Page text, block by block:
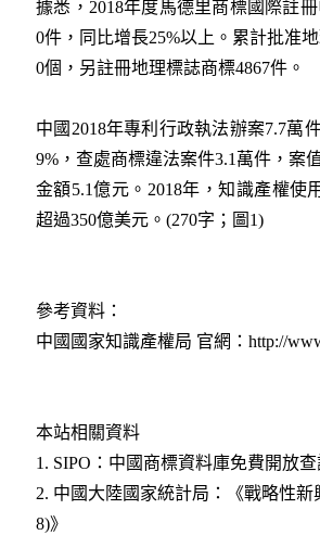
據悉，2018年度馬德里商標國際註
0件，同比增長25%以上。累計批准
0個，另註冊地理標誌商標4867件。
中國2018年專利行政執法辦案7.7萬
9%，查處商標違法案件3.1萬件，案
金額5.1億元。2018年，知識產權使
超過350億美元。(270字；圖1)
參考資料：
中國國家知識產權局 官網：http://
本站相關資料
1. SIPO：中國商標資料庫免費開放
2. 中國大陸國家統計局：《戰略性新
8)》